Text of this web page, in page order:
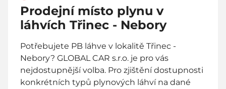
Prodejní místo plynu v
láhvích Třinec - Nebory
Potřebujete PB láhve v lokalitě Třinec -
Nebory? GLOBAL CAR s.r.o. je pro vás
nejdostupnější volba. Pro zjištění dostupnosti
konkrétních typů plynových láhví na dané